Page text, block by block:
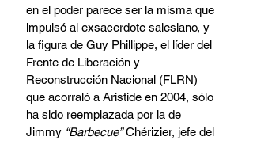
en el poder parece ser la misma que
impulsó al exsacerdote salesiano, y
la figura de Guy Phillippe, el líder del
Frente de Liberación y
Reconstrucción Nacional (FLRN)
que acorraló a Aristide en 2004, sólo
ha sido reemplazada por la de
Jimmy “Barbecue” Chérizier, jefe del